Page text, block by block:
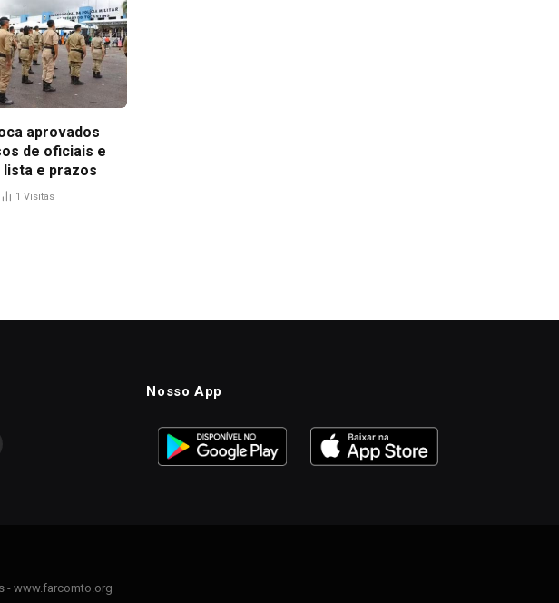
aprovados
de oficiais e
lista e prazos
1 Visitas
Nosso App
- www.farcomto.org